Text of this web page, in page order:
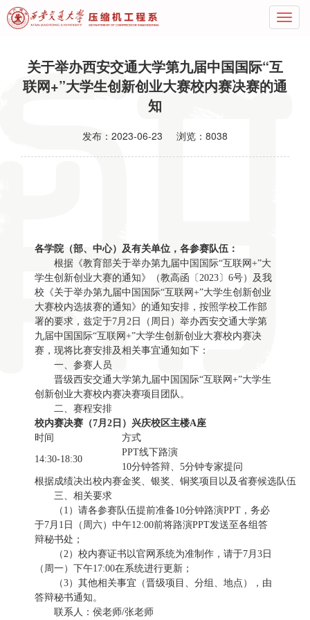
关于举办西安交通大学第九届中国国际“互
联网+”大学生创新创业大赛校内赛决赛的通
知
发布： 2023-06-23 浏览： 8038
各学院（部、中心）及有关单位，各参赛队伍：
根据《教育部关于举办第九届中国国际“互联网+”大
学生创新创业大赛的通知》（教高函〔2023〕6号）及我
校《关于举办第九届中国国际“互联网+”大学生创新创业
大赛校内选拔赛的通知》的通知安排，按照学校工作部
署的要求，兹定于7月2日（周日）举办西安交通大学第
九届中国国际“互联网+”大学生创新创业大赛校内赛决
赛，现将比赛安排及相关事宜通知如下：
一、参赛人员
晋级西安交通大学第九届中国国际“互联网+”大学生
创新创业大赛校内赛决赛项目团队。
二、赛程安排
校内赛决赛（7月 2 日）兴庆校区主楼A座
时间
方式
14:30-18:30
PPT线下路演
10分钟答辩、5分钟专家提问
根据成绩决出校内赛金奖、银奖、铜奖项目以及省赛候选队伍
三、相关要求
（1）请各参赛队伍提前准备10分钟路演PPT，务必
于7月1日（周六）中午12:00前将路演PPT发送至各组答
辩秘书处；
（2）校内赛证书以官网系统为准制作，请于7月3日
（周一）下午17:00在系统进行更新；
（3）其他相关事宜（晋级项目、分组、地点），由
答辩秘书通知。
联系人：侯老师/张老师